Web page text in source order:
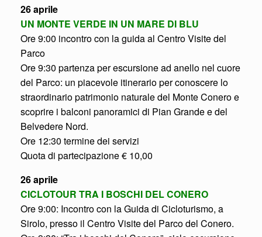
26 aprile
UN MONTE VERDE IN UN MARE DI BLU
Ore 9:00 incontro con la guida al Centro Visite del
Parco
Ore 9:30 partenza per escursione ad anello nel cuore
del Parco: un piacevole itinerario per conoscere lo
straordinario patrimonio naturale del Monte Conero e
scoprire i balconi panoramici di Pian Grande e del
Belvedere Nord.
Ore 12:30 termine dei servizi
Quota di partecipazione € 10,00
26 aprile
CICLOTOUR TRA I BOSCHI DEL CONERO
Ore 9:00: Incontro con la Guida di Cicloturismo, a
Sirolo, presso il Centro Visite del Parco del Conero.